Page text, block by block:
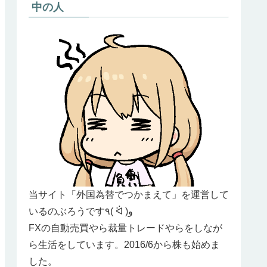
中の人
当サイト「外国為替でつかまえて」を運営して
いるのぶろうです٩( ᐛ )و
FXの自動売買やら裁量トレードやらをしなが
ら生活をしています。2016/6から株も始めま
した。